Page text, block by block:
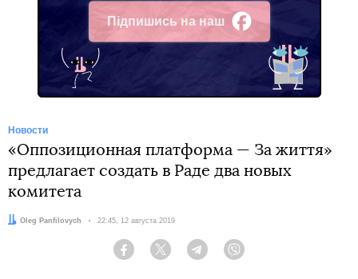
Підпишись на наш
Facebook
Новости
«Оппозиционная платформа — За життя»
предлагает создать в Раде два новых
комитета
Автор:
Oleg Panfilovych Дата:
22:45, 12 августа 2019
Facebook Twitter Telegram